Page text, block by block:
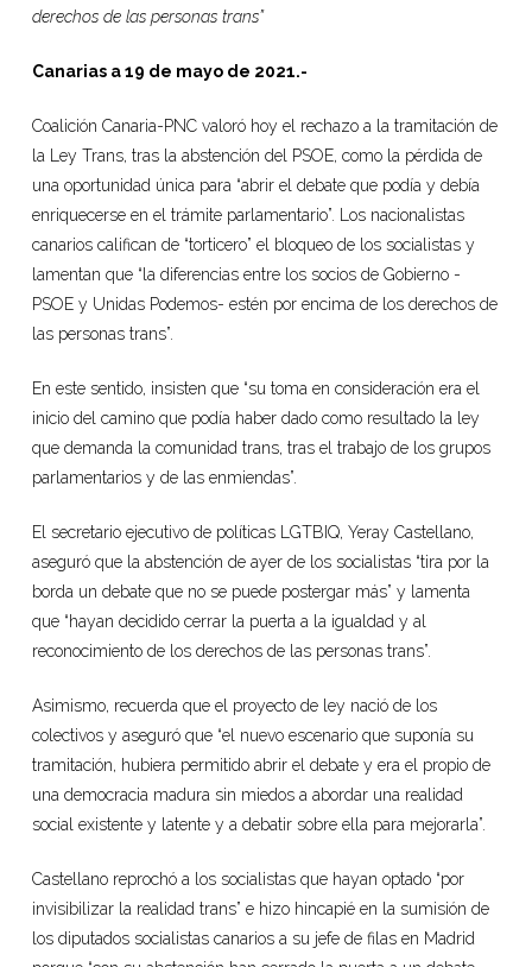
derechos de las personas trans”
Canarias a 19 de mayo de 2021.-
Coalición Canaria-PNC valoró hoy el rechazo a la tramitación de
la Ley Trans, tras la abstención del PSOE, como la pérdida de
una oportunidad única para “abrir el debate que podía y debía
enriquecerse en el trámite parlamentario”. Los nacionalistas
canarios califican de “torticero” el bloqueo de los socialistas y
lamentan que “la diferencias entre los socios de Gobierno -
PSOE y Unidas Podemos- estén por encima de los derechos de
las personas trans”.
En este sentido, insisten que “su toma en consideración era el
inicio del camino que podía haber dado como resultado la ley
que demanda la comunidad trans, tras el trabajo de los grupos
parlamentarios y de las enmiendas”.
El secretario ejecutivo de políticas LGTBIQ, Yeray Castellano,
aseguró que la abstención de ayer de los socialistas “tira por la
borda un debate que no se puede postergar más” y lamenta
que “hayan decidido cerrar la puerta a la igualdad y al
reconocimiento de los derechos de las personas trans”.
Asimismo, recuerda que el proyecto de ley nació de los
colectivos y aseguró que “el nuevo escenario que suponía su
tramitación, hubiera permitido abrir el debate y era el propio de
una democracia madura sin miedos a abordar una realidad
social existente y latente y a debatir sobre ella para mejorarla”.
Castellano reprochó a los socialistas que hayan optado “por
invisibilizar la realidad trans” e hizo hincapié en la sumisión de
los diputados socialistas canarios a su jefe de filas en Madrid